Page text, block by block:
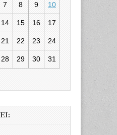
7 8 9 10
14 15 16 17
21 22 23 24
28 29 30
31